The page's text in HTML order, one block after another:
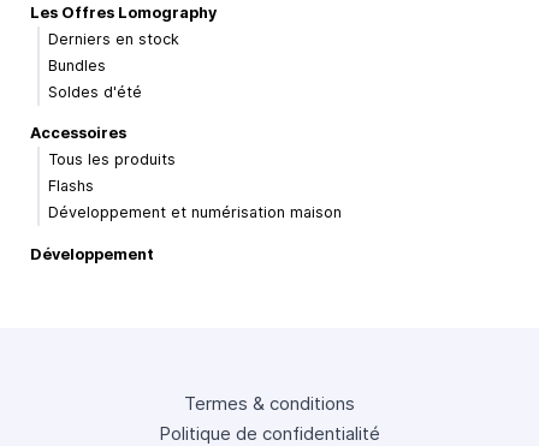
Les Offres Lomography
Derniers en stock
Bundles
Soldes d'été
Accessoires
Tous les produits
Flashs
Développement et numérisation maison
Développement
Termes & conditions
Politique de confidentialité